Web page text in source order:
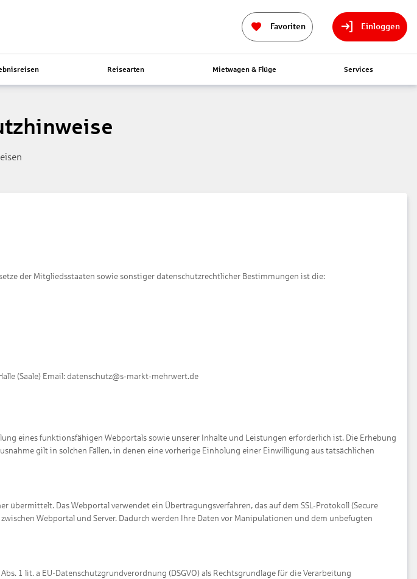
Favoriten Einloggen
Reisearten Mietwagen & Flüge Services
der Mitgliedsstaaten sowie sonstiger datenschutzrechtlicher Bestimmungen ist die:
(Saale) Email: datenschutz@s-markt-mehrwert.de
eines funktionsfähigen Webportals sowie unserer Inhalte und Leistungen erforderlich ist. Die Erhebung
gilt in solchen Fällen, in denen eine vorherige Einholung einer Einwilligung aus tatsächlichen
Das Webportal verwendet ein Übertragungsverfahren, das auf dem SSL-Protokoll (Secure
Webportal und Server. Dadurch werden Ihre Daten vor Manipulationen und dem unbefugten
1 lit. a EU-Datenschutzgrundverordnung (DSGVO) als Rechtsgrundlage für die Verarbeitung